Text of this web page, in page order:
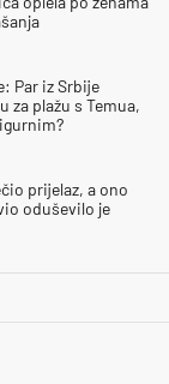
Par iz Srbije
za plažu s Temua,
prijelaz, a ono
oduševilo je